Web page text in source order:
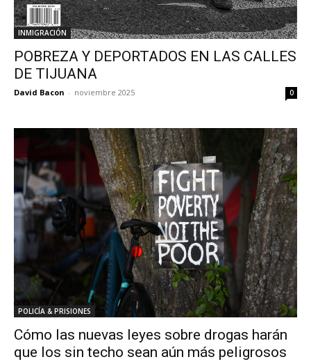
INMIGRACIÓN
POBREZA Y DEPORTADOS EN LAS CALLES
DE TIJUANA
David Bacon - noviembre 2025 0
POLICÍA & PRISIONES
Cómo las nuevas leyes sobre drogas harán
que los sin techo sean aún más peligrosos